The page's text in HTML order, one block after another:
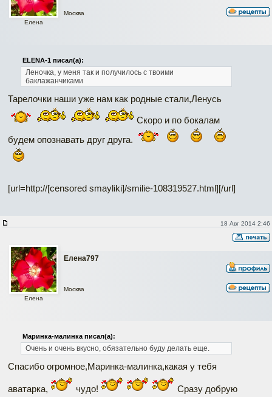
Елена
Москва
ELENA-1 писал(а):
Леночка, у меня так и получилось с твоими
баклажанчиками
Тарелочки наши уже нам как родные стали,Ленусь
Скоро и по бокалам
будем опознавать друг друга.
[url=http://[censored smayliki]/smilie-108319527.html][/url]
18 Авг 2014 2:46
Елена797
Елена
Москва
Маринка-малинка писал(а):
Очень и очень вкусно, обязательно буду делать еще.
Спасибо огромное,Маринка-малинка,какая у тебя
аватарка, чудо!
Сразу добрую